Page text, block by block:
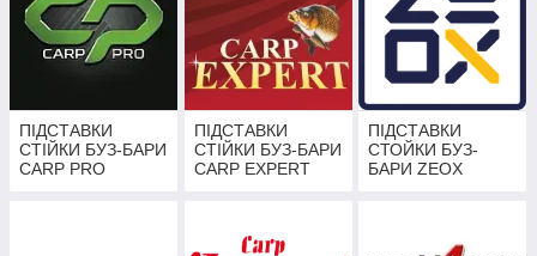
ПІДСТАВКИ
СТІЙКИ БУЗ-БАРИ
CARP PRO
ПІДСТАВКИ
СТІЙКИ БУЗ-БАРИ
CARP EXPERT
ПІДСТАВКИ
СТОЙКИ БУЗ-
БАРИ ZEOX